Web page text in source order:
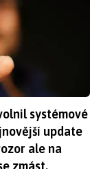
systémové
update
ale na
zmást.